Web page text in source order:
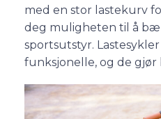
med en stor lastekurv
deg muligheten til å
sportsutstyr.
funksjonelle, og de